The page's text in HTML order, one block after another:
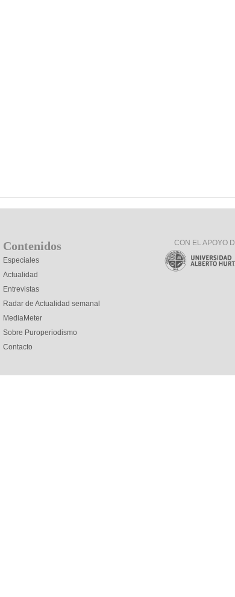
Contenidos
Especiales
Actualidad
Entrevistas
Radar de Actualidad semanal
MediaMeter
Sobre Puroperiodismo
Contacto
CON EL APOYO